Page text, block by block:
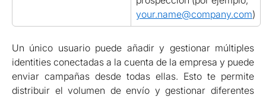
your.name@company.com)
Un único usuario puede añadir y gestionar múltiples
identities conectadas a la cuenta de la empresa y puede
enviar campañas desde todas ellas. Esto te permite
distribuir el volumen de envío y gestionar diferentes